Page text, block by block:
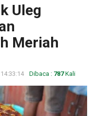
Uleg
Meriah
14:33:14 Dibaca : 787Kali